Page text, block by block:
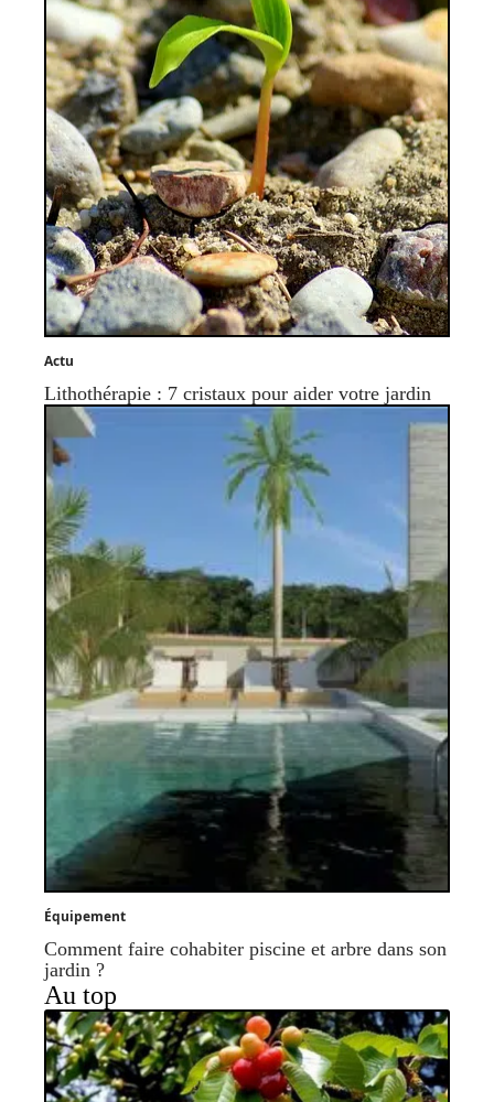
Actu
Lithothérapie : 7 cristaux pour aider votre jardin
Équipement
Comment faire cohabiter piscine et arbre dans son
jardin ?
Au top